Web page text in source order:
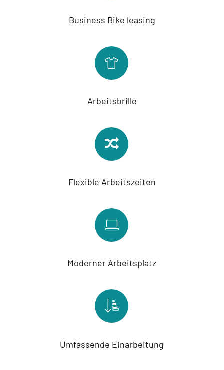
Business Bike leasing
Arbeitsbrille
Flexible Arbeitszeiten
Moderner Arbeitsplatz
Umfassende Einarbeitung